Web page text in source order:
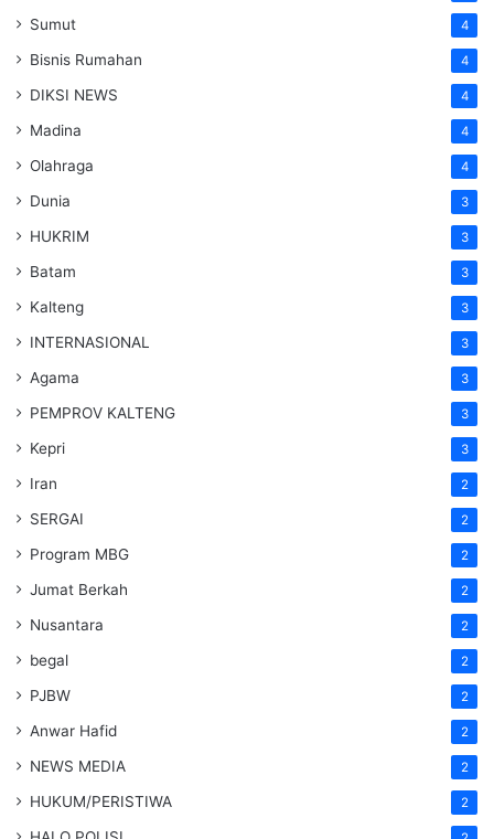
Sumut 4
Bisnis Rumahan 4
DIKSI NEWS 4
Madina 4
Olahraga 4
Dunia 3
HUKRIM 3
Batam 3
Kalteng 3
INTERNASIONAL 3
Agama 3
PEMPROV KALTENG 3
Kepri 3
Iran 2
SERGAI 2
Program MBG 2
Jumat Berkah 2
Nusantara 2
begal 2
PJBW 2
Anwar Hafid 2
NEWS MEDIA 2
HUKUM/PERISTIWA 2